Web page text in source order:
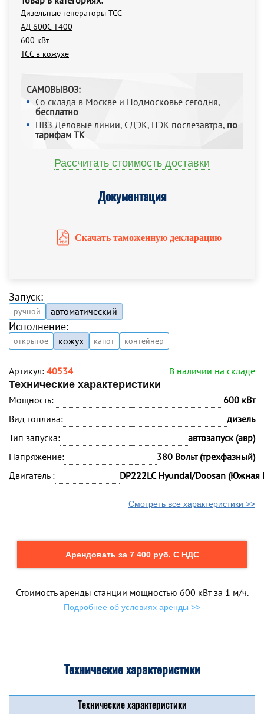
Дизельные генераторы ТСС
АД 600С Т400
600 кВт
ТСС в кожухе
САМОВЫВОЗ:
Со склада в Москве и Подмосковье сегодня,
бесплатно
ПВЗ Деловые линии, СДЭК, ПЭК послезавтра, по
тарифам ТК
Рассчитать стоимость доставки
Документация
Скачать таможенную декларацию
Запуск:
ручной автоматический
Исполнение:
открытое кожух капот контейнер
Артикул: 40534
В наличии на складе
Технические характеристики
Мощность:
600 кВт
Вид топлива:
дизель
Тип запуска:
автозапуск (авр)
Напряжение:
380 Вольт (трехфазный)
Двигатель :
DP222LC Hyundai/Doosan (Южная
Смотреть все характеристики >>
Арендовать за 7 400 руб. С НДС
Стоимость аренды станции мощностью 600 кВт за 1 м/ч.
Подробнее об условиях аренды >>
Технические характеристики
Технические характеристики